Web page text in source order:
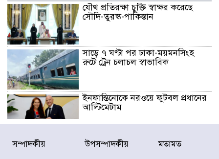
যৌথ প্রতিরক্ষা চুক্তি স্বাক্ষর করেছে
সৌদি-তুরস্ক-পাকিস্তান
সাড়ে ৭ ঘণ্টা পর ঢাকা-ময়মনসিংহ
রুটে ট্রেন চলাচল স্বাভাবিক
ইনফান্তিনোকে নরওয়ে ফুটবল প্রধানের
আল্টিমেটাম
দেশে ভারি বৃষ্টির সতর্কবার্তা, ১০
সম্পাদকীয় উপসম্পাদকীয় মতামত